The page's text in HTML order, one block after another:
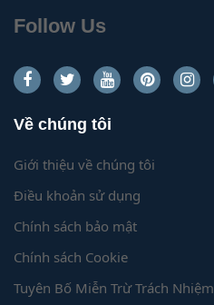
Follow Us
Về chúng tôi
Giới thiệu về chúng tôi
Điều khoản sử dụng
Chính sách bảo mật
Chính sách Cookie
Tuyên Bố Miễn Trừ Trách Nhiệm